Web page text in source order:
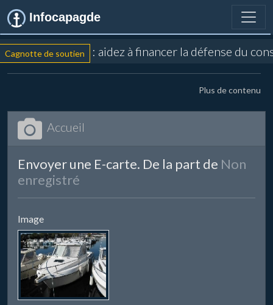
Infocapagde
Cagnotte de soutien : aidez à financer la défense du
Plus de contenu
Accueil
Envoyer une E-carte. De la part de Non
enregistré
Image